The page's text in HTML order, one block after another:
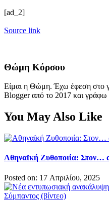
[ad_2]
Source link
Θώμη Κόρσου
Είμαι η Θώμη. Έχω έφεση στο
Blogger από το 2017 και
You May Also Like
Αθηναϊκή Ζυθοποιία: Στον…
Posted on: 17 Απριλίου, 2025